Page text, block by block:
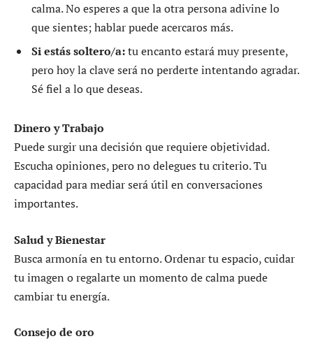
calma. No esperes a que la otra persona adivine lo
que sientes; hablar puede acercaros más.
Si estás soltero/a:tu encanto estará muy presente,
pero hoy la clave será no perderte intentando agradar.
Sé fiel a lo que deseas.
Dinero y Trabajo
Puede surgir una decisión que requiere objetividad.
Escucha opiniones, pero no delegues tu criterio. Tu
capacidad para mediar será útil en conversaciones
importantes.
Salud y Bienestar
Busca armonía en tu entorno. Ordenar tu espacio, cuidar
tu imagen o regalarte un momento de calma puede
cambiar tu energía.
Consejo de oro